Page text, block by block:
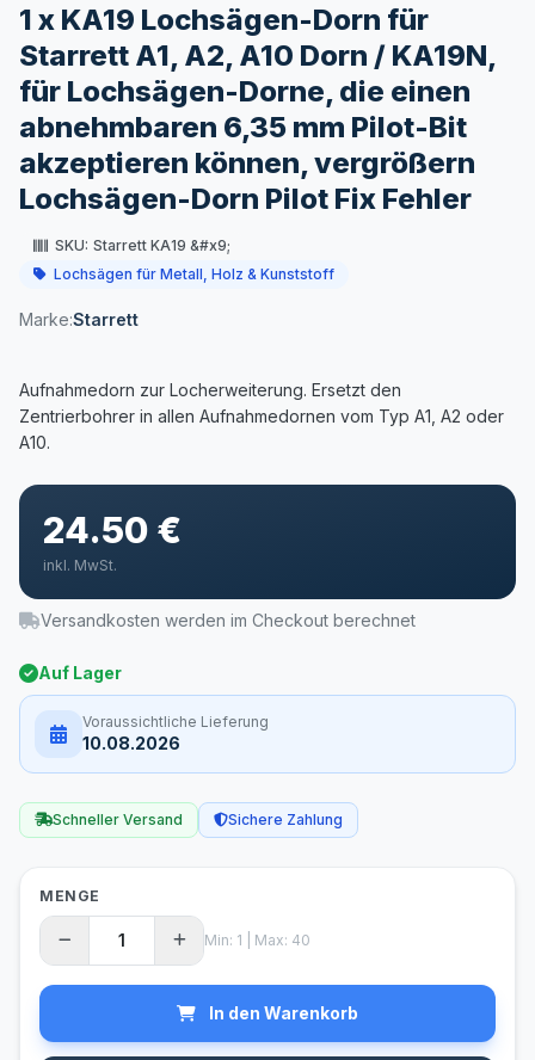
1 x KA19 Lochsägen-Dorn für
Starrett A1, A2, A10 Dorn / KA19N,
für Lochsägen-Dorne, die einen
abnehmbaren 6,35 mm Pilot-Bit
akzeptieren können, vergrößern
Lochsägen-Dorn Pilot Fix Fehler
SKU: Starrett KA19 &#x9;
Lochsägen für Metall, Holz & Kunststoff
Marke:Starrett
Aufnahmedorn zur Locherweiterung. Ersetzt den
Zentrierbohrer in allen Aufnahmedornen vom Typ A1, A2 oder
24.50 €
inkl. MwSt.
Versandkosten werden im Checkout berechnet
Auf Lager
Voraussichtliche Lieferung
10.08.2026
Schneller Versand Sichere Zahlung
MENGE
Min: 1 | Max: 40
In den Warenkorb